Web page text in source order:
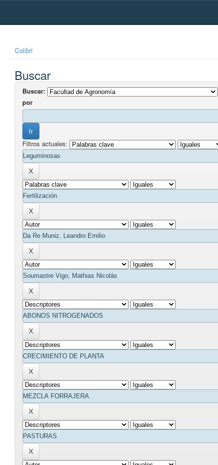
Skip
Colibri
Buscar
Buscar:
por
Filtros actuales: